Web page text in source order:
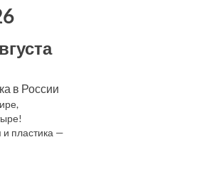
в России
и пластика —